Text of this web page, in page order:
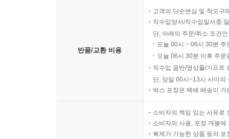
반품/교환 비용
고객의 단순변심 및 착오구
직수입양서/직수입일서중
단, 아래의 주문/취소 조건
오늘 00시 ~ 06시 30분
오늘 06시 30분 이후 주
직수입 음반/영상물/기프트
단, 당일 00시~13시 사이의
박스 포장은 택배 배송이
소비자의 책임 있는 사유로
소비자의 사용, 포장 개봉
복제가 가능한 상품 등의